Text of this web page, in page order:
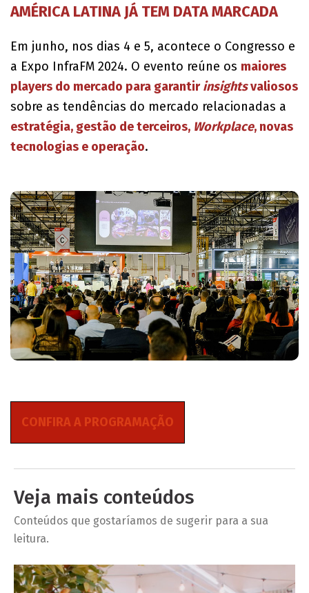
AMÉRICA LATINA JÁ TEM DATA MARCADA
Em junho, nos dias 4 e 5, acontece o Congresso e
a Expo InfraFM 2024. O evento reúne os maiores
players do mercado para garantirinsightsvaliosos
sobre as tendências do mercado relacionadas a
estratégia, gestão de terceiros, Workplace, novas
tecnologias e operação.
CONFIRA A PROGRAMAÇÃO
Veja mais conteúdos
Conteúdos que gostaríamos de sugerir para a sua
leitura.